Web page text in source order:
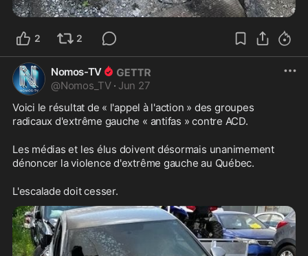
2 2
Nomos-TV
@Nomos_TV · Jun 27
Voici le résultat de « l'appel à l'action » des groupes
radicaux d'extrême gauche « antifas » contre ACD.
Les médias et les élus doivent désormais unanimement
dénoncer la violence d'extrême gauche au Québec.
L'escalade doit cesser.